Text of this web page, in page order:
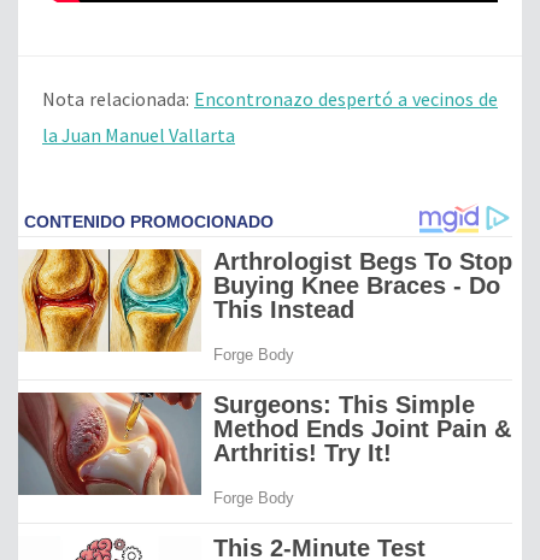
Nota relacionada: Encontronazo despertó a vecinos de
la Juan Manuel Vallarta